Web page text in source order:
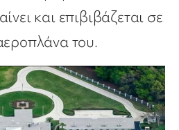
και επιβιβάζεται σε
του.